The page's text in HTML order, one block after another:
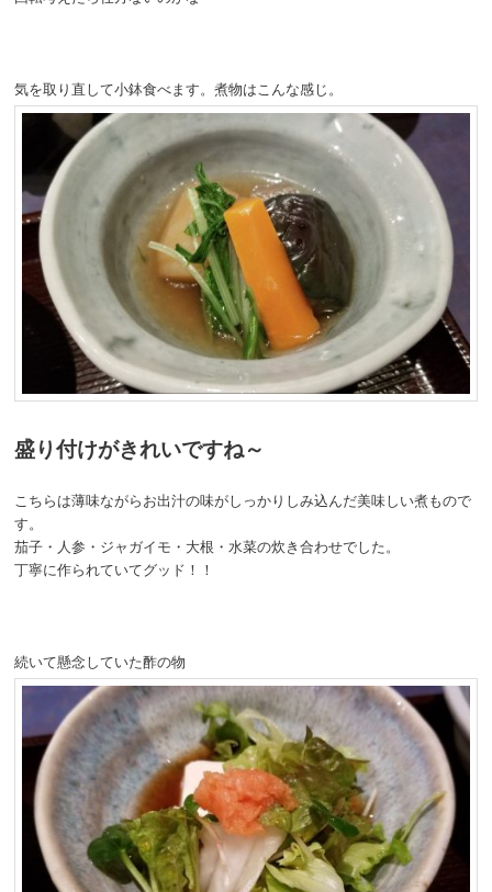
気を取り直して小鉢食べます。煮物はこんな感じ。
盛り付けがきれいですね～
こちらは薄味ながらお出汁の味がしっかりしみ込んだ美味しい煮もので
す。
茄子・人参・ジャガイモ・大根・水菜の炊き合わせでした。
丁寧に作られていてグッド！！
続いて懸念していた酢の物